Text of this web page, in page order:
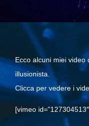
Ecco alcuni miei video
illusionista.
Clicca per vedere i
[vimeo